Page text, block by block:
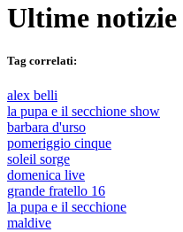
Ultime notizie
Tag correlati:
alex belli
la pupa e il secchione show
barbara d'urso
pomeriggio cinque
soleil sorge
domenica live
grande fratello 16
la pupa e il secchione
maldive